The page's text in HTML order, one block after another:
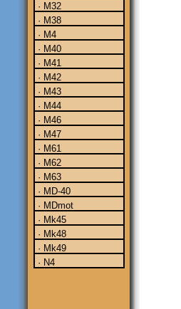
· M32
· M38
· M4
· M40
· M41
· M42
· M43
· M44
· M46
· M47
· M61
· M62
· M63
· MD-40
· MDmot
· Mk45
· Mk48
· Mk49
· N4